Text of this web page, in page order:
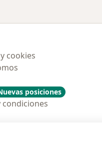
cookies
posiciones
condiciones